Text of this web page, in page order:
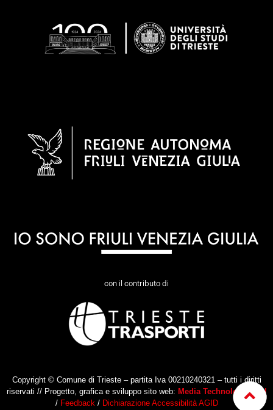
con il contributo di
Copyright © Comune di Trieste – partita Iva 00210240321 – tutti i diritti
riservati // Progetto, grafica e sviluppo sito web: Media Technologies Srl
/ Feedback/ Dichiarazione Accessibilità AGID